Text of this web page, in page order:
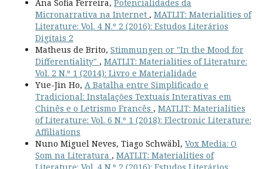
Ana Sofia Ferreira, Potencialidades da
Micronarrativa na Internet , MATLIT: Materialities of
Literature: Vol. 4 N.º 2 (2016): Estudos Literários
Digitais 2
Matheus de Brito, Stimmungen or "In the Mood for
Differentiality" , MATLIT: Materialities of Literature:
Vol. 2 N.º 1 (2014): Livro e Materialidade
Yue-Jin Ho, A Batalha entre Simplificado e
Tradicional: Instalações Textuais Interativas em
Chinês e o Letrismo Francês , MATLIT: Materialities
of Literature: Vol. 6 N.º 1 (2018): Electronic Literature:
Affiliations
Nuno Miguel Neves, Tiago Schwäbl, Vox Media: O
Som na Literatura , MATLIT: Materialities of
Literature: Vol. 4 N.º 2 (2016): Estudos Literários